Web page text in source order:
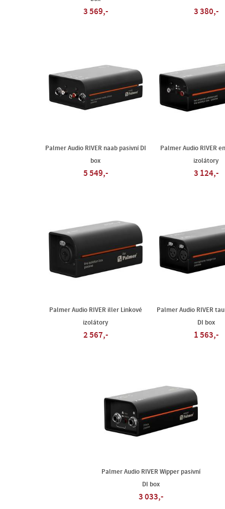
3 569,- 3 380,-
Palmer Audio RIVER naab pasivní DI
box
5 549,-
Palmer Audio RIVER
izolátory
3 124,-
Palmer Audio RIVER iller Linkové
izolátory
2 567,-
Palmer Audio RIVER
DI box
1 563,-
Palmer Audio RIVER Wipper pasivní
DI box
3 033,-